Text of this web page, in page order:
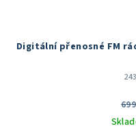
Digitální přenosné FM